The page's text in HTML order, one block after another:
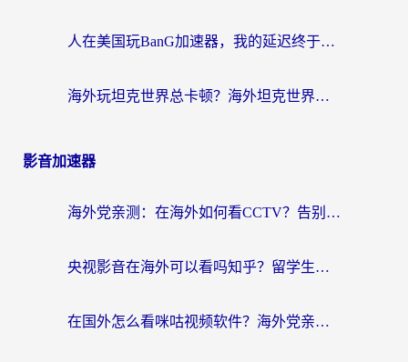
人在美国玩BanG加速器，我的延迟终于绿了
海外玩坦克世界总卡顿？海外坦克世界加速器有哪些？实测好用的选择在这里
影音加速器
海外党亲测：在海外如何看CCTV？告别“仅限大陆播放”的实用指南
央视影音在海外可以看吗知乎？留学生亲测：3步解决地域限制+追剧自由
在国外怎么看咪咕视频软件？海外党亲测有效的回国加速方案